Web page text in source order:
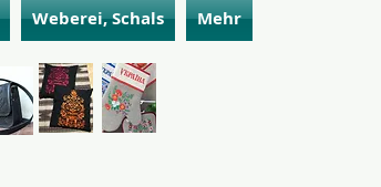
Weberei, Schals Mehr